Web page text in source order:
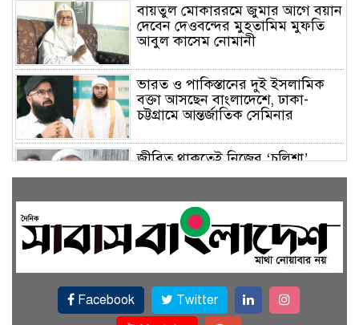
বায়তুল মোকাররমে জুমার আগে বয়ান
দেবেন দেওবন্দের মুহতামিম মুফতি
আবুল কাসেম নোমানী
ভারত ও পাকিস্তানের দুই ইসলামিক
বক্তা আসছেন বাংলাদেশে, ঢাকা-
চট্টগ্রামে আন্তর্জাতিক সেমিনার
জীবিত থাকতেই নিজের ‘চল্লিশা’
করলেন বৃদ্ধ, খেলেন ২ হাজার মানুষ
বালিয়াকান্দিতে উপজেলা প্রশাসনের
আয়োজনে জুলাই গণঅভ্যুত্থান দিবস
একই জমিতে ধান, পাট, মাছ ও সবজি
Facebook
Twitter